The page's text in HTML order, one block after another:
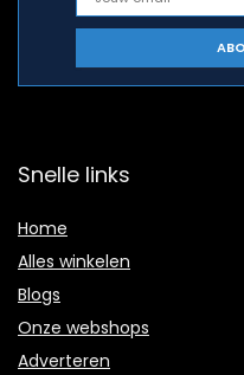
Snelle links
Home
Alles winkelen
Blogs
Onze webshops
Adverteren